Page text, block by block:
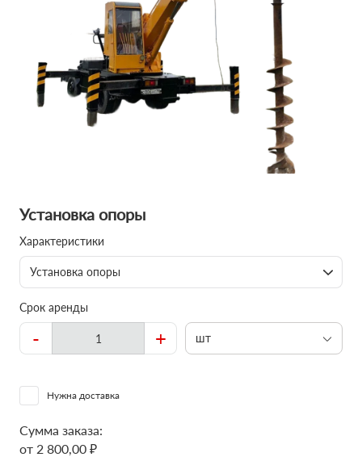
Установка опоры
Характеристики
Установка опоры
Срок аренды
- + шт
Нужна доставка
Сумма заказа:
от 2 800,00 ₽